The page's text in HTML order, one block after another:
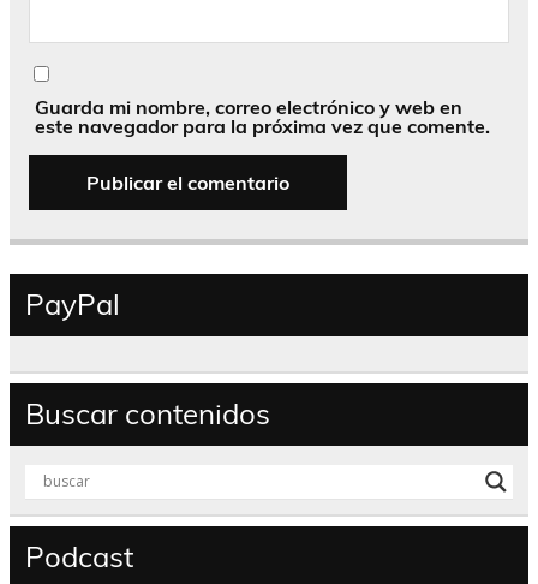
Guarda mi nombre, correo electrónico y web en
este navegador para la próxima vez que comente.
PayPal
Buscar contenidos
Podcast